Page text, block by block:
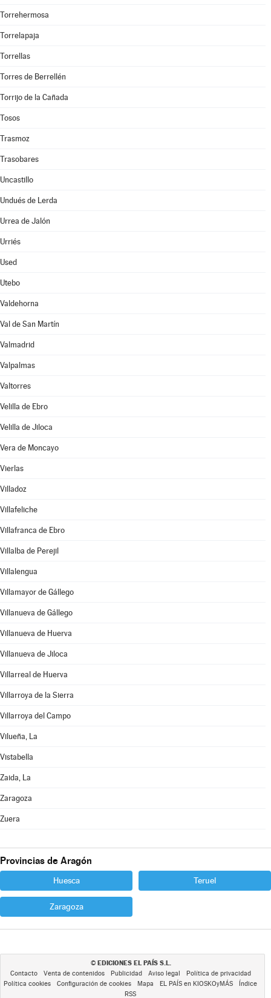
Torrehermosa
Torrelapaja
Torrellas
Torres de Berrellén
Torrijo de la Cañada
Tosos
Trasmoz
Trasobares
Uncastillo
Undués de Lerda
Urrea de Jalón
Urriés
Used
Utebo
Valdehorna
Val de San Martín
Valmadrid
Valpalmas
Valtorres
Velilla de Ebro
Velilla de Jiloca
Vera de Moncayo
Vierlas
Villadoz
Villafeliche
Villafranca de Ebro
Villalba de Perejil
Villalengua
Villamayor de Gállego
Villanueva de Gállego
Villanueva de Huerva
Villanueva de Jiloca
Villarreal de Huerva
Villarroya de la Sierra
Villarroya del Campo
Vilueña, La
Vistabella
Zaida, La
Zaragoza
Zuera
Provincias de Aragón
Huesca Teruel
Zaragoza
© EDICIONES EL PAÍS S.L.
Contacto Venta de contenidos Publicidad Aviso legal
Política de privacidad
Política cookies
Configuración de cookies Mapa EL PAÍS en KIOSKOyMÁS
Índice
RSS